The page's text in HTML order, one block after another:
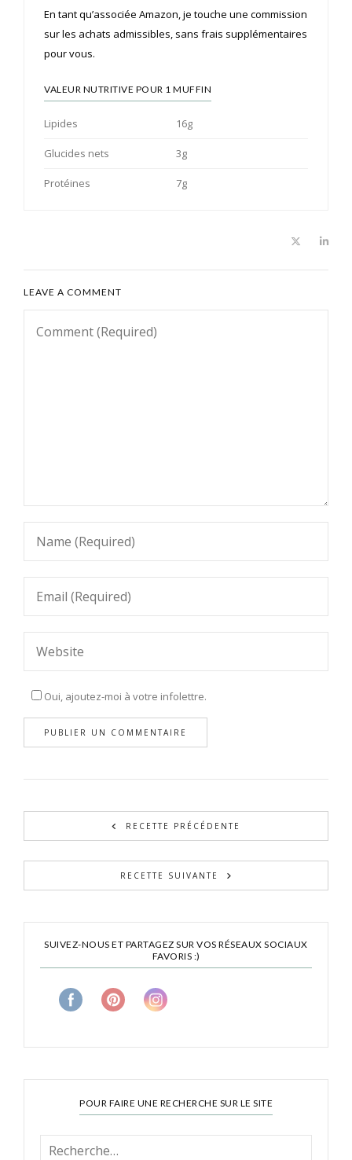
En tant qu’associée Amazon, je touche une commission
sur les achats admissibles, sans frais supplémentaires
pour vous.
VALEUR NUTRITIVE POUR 1 MUFFIN
Lipides 16g
Glucides nets 3g
Protéines 7g
LEAVE A COMMENT
Oui, ajoutez-moi à votre infolettre.
RECETTE PRÉCÉDENTE
RECETTE SUIVANTE
SUIVEZ-NOUS ET PARTAGEZ SUR VOS RÉSEAUX SOCIAUX
FAVORIS :)
POUR FAIRE UNE RECHERCHE SUR LE SITE